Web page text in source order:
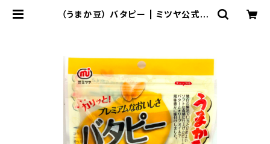
（うまか豆） バタピー | ミツヤ公式オ